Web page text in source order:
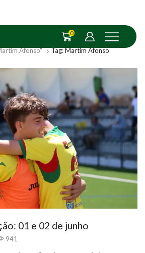
0
Afonso" Tag: Martim Afonso
01 e 02 de junho
941